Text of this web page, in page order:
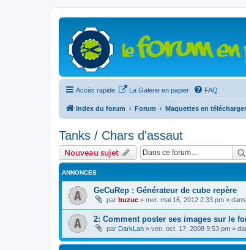
Accès rapide La Galerie en papier FAQ
Index du forum Forum Maquettes en
Tanks / Chars d'assaut
Nouveau sujet
ANNONCES
GeCuRep : Générateur de cube repère
par buzuc » mer. mai 16, 2012 2:33 pm » dans
2: Comment poster ses images sur le
par DarkLan » ven. oct. 17, 2008 9:53 pm »